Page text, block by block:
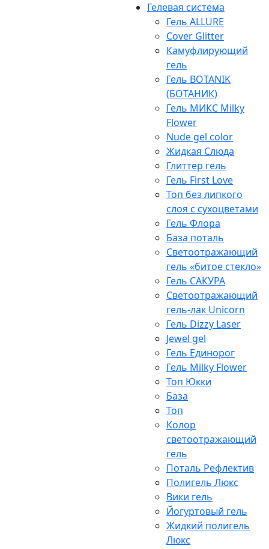
Гелевая система
Гель ALLURE
Cover Glitter
Камуфлирующий
гель
Гель BOTANIK
(БОТАНИК)
Гель МИКС Milky
Flower
Nude gel color
Жидкая Слюда
Глиттер гель
Гель First Love
Топ без липкого
слоя с сухоцветами
Гель Флора
База поталь
Светоотражающий
гель «битое стекло»
Гель САКУРА
Светоотражающий
гель-лак Unicorn
Гель Dizzy Laser
Jewel gel
Гель Единорог
Гель Milky Flower
Топ Юкки
База
Топ
Колор
светоотражающий
гель
Поталь Рефлектив
Полигель Люкс
Вики гель
Йогуртовый гель
Жидкий полигель
Люкс